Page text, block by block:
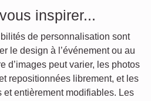
inspirer...
de personnalisation sont
le design à l’événement ou au
d’images peut varier, les photos
repositionnées librement, et les
et entièrement modifiables. Les